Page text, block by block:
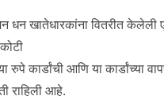
धन खातेधारकांना वितरीत
रुपे कार्डांची आणि या कार्डांच्या
राहिली आहे.